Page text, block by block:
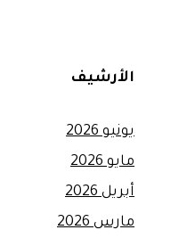
الأرشيف
يونيو 2026
مايو 2026
أبريل 2026
مارس 2026